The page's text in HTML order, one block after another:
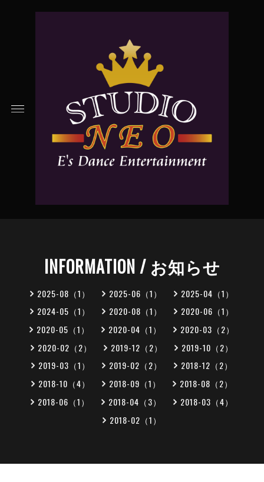
INFORMATION / お知らせ
2025-08（1） 2025-06（1）
2025-04（1）
2024-05（1）
2020-08（1）
2020-06（1）
2020-05（1）
2020-04（1）
2020-03（2）
2020-02（2）
2019-12（2）
2019-10（2）
2019-03（1）
2019-02（2）
2018-12（2）
2018-10（4）
2018-09（1）
2018-08（2）
2018-06（1）
2018-04（3）
2018-03（4）
2018-02（1）